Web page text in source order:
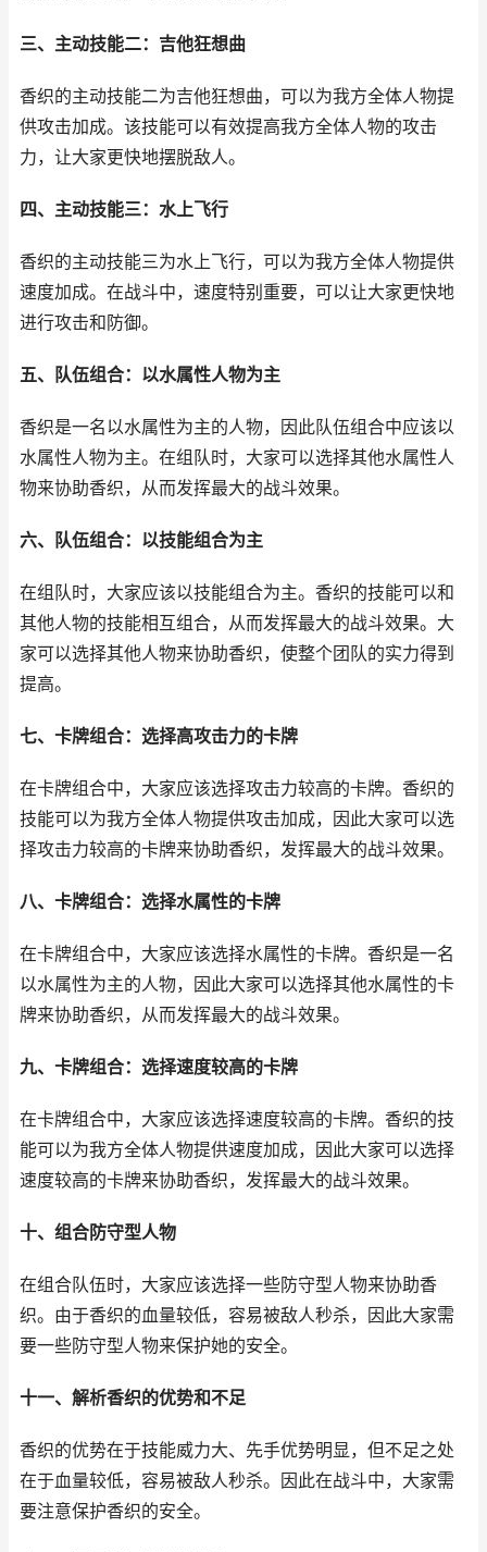
三、主动技能二：吉他狂想曲
香织的主动技能二为吉他狂想曲，可以为我方全体人物提
供攻击加成。该技能可以有效提高我方全体人物的攻击
力，让大家更快地摆脱敌人。
四、主动技能三：水上飞行
香织的主动技能三为水上飞行，可以为我方全体人物提供
速度加成。在战斗中，速度特别重要，可以让大家更快地
进行攻击和防御。
五、队伍组合：以水属性人物为主
香织是一名以水属性为主的人物，因此队伍组合中应该以
水属性人物为主。在组队时，大家可以选择其他水属性人
物来协助香织，从而发挥最大的战斗效果。
六、队伍组合：以技能组合为主
在组队时，大家应该以技能组合为主。香织的技能可以和
其他人物的技能相互组合，从而发挥最大的战斗效果。大
家可以选择其他人物来协助香织，使整个团队的实力得到
提高。
七、卡牌组合：选择高攻击力的卡牌
在卡牌组合中，大家应该选择攻击力较高的卡牌。香织的
技能可以为我方全体人物提供攻击加成，因此大家可以选
择攻击力较高的卡牌来协助香织，发挥最大的战斗效果。
八、卡牌组合：选择水属性的卡牌
在卡牌组合中，大家应该选择水属性的卡牌。香织是一名
以水属性为主的人物，因此大家可以选择其他水属性的卡
牌来协助香织，从而发挥最大的战斗效果。
九、卡牌组合：选择速度较高的卡牌
在卡牌组合中，大家应该选择速度较高的卡牌。香织的技
能可以为我方全体人物提供速度加成，因此大家可以选择
速度较高的卡牌来协助香织，发挥最大的战斗效果。
十、组合防守型人物
在组合队伍时，大家应该选择一些防守型人物来协助香
织。由于香织的血量较低，容易被敌人秒杀，因此大家需
要一些防守型人物来保护她的安全。
十一、解析香织的优势和不足
香织的优势在于技能威力大、先手优势明显，但不足之处
在于血量较低，容易被敌人秒杀。因此在战斗中，大家需
要注意保护香织的安全。